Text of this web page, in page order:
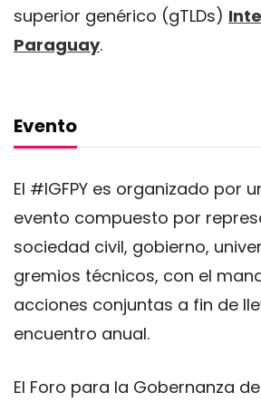
superior genérico (gTLDs)
Paraguay.
Evento
El #IGFPY es organizado por
evento compuesto por
sociedad civil, gobierno,
gremios técnicos, con el
acciones conjuntas a fin de
encuentro anual.
El Foro para la Gobernanza